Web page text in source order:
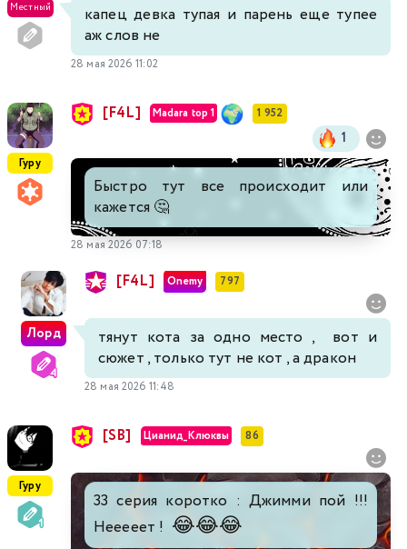
Местный
капец девка тупая и парень еще тупее
аж слов не
28 мая 2026 11:02
Гуру
[F4L] Madara top 1 1 952
1
Быстро тут все происходит или
кажется 🤔
28 мая 2026 07:18
Лорд
[F4L] Onemy 797
тянут кота за одно место , вот и
сюжет , только тут не кот , а дракон
28 мая 2026 11:48
Гуру
[SB] Цианид_Клюквы 86
33 серия коротко : Джимми пой !!!
Нееееет ! 😂😂😂